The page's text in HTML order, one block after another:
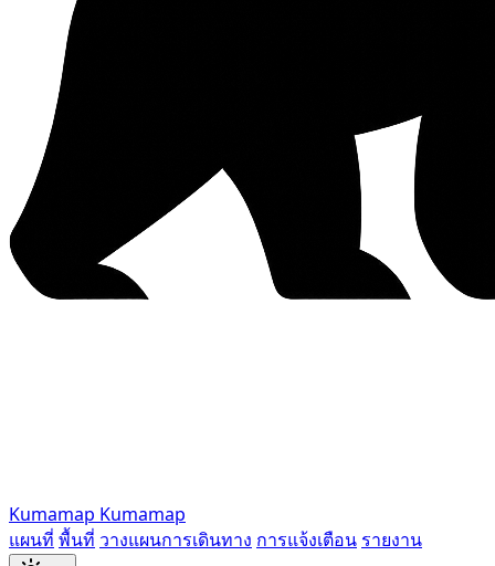
Kumamap Kumamap
แผนที่ พื้นที่ วางแผนการเดินทาง การแจ้งเตือน รายงาน